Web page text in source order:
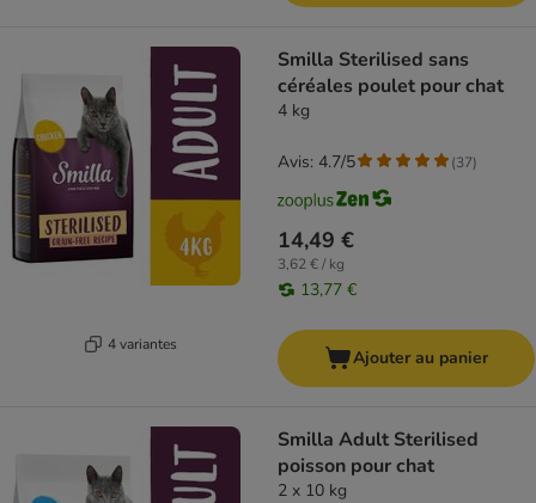
4 variantes
Smilla Sterilised sans
céréales poulet pour chat
4 kg
14,49 €
3,62 € / kg
13,77 €
Avis: 4.7/5 (37)
Ajouter au panier
Smilla Adult Sterilised
poisson pour chat
2 x 10 kg